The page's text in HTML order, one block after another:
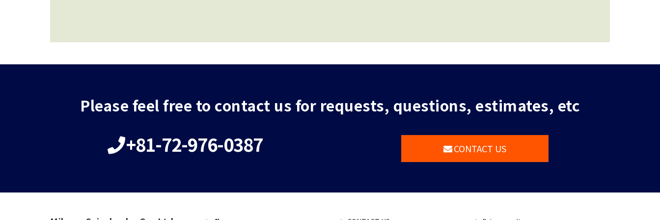
Please feel free to contact us for requests, questions, estimates, etc
+81-72-976-0387 CONTACT US